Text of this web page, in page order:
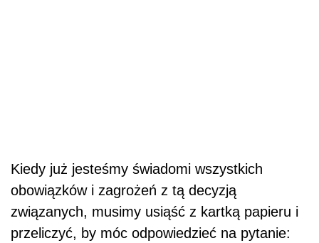
Kiedy już jesteśmy świadomi wszystkich
obowiązków i zagrożeń z tą decyzją
związanych, musimy usiąść z kartką papieru i
przeliczyć, by móc odpowiedzieć na pytanie: